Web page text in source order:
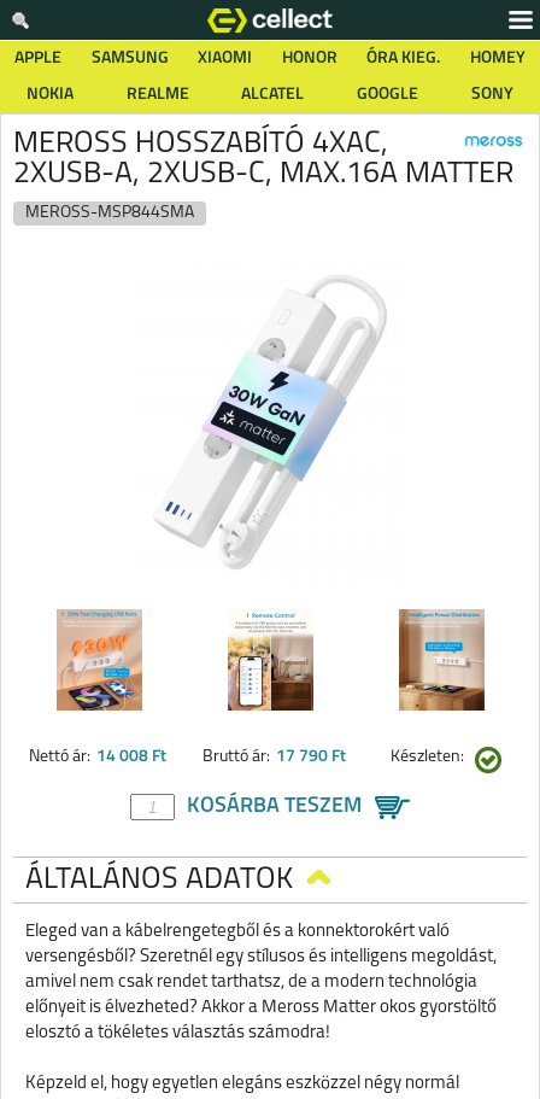
APPLE SAMSUNG XIAOMI HONOR ÓRA KIEG.
HOMEY
NOKIA
REALME ALCATEL GOOGLE SONY
MEROSS HOSSZABÍTÓ 4XAC,
2XUSB-A, 2XUSB-C, MAX.16A MATTER
MEROSS-MSP844SMA
Nettó ár: 14 008 Ft Bruttó ár: 17 790 Ft Készleten:
KOSÁRBA TESZEM
ÁLTALÁNOS ADATOK
Eleged van a kábelrengetegből és a konnektorokért való
versengésből? Szeretnél egy stílusos és intelligens megoldást,
amivel nem csak rendet tarthatsz, de a modern technológia
előnyeit is élvezheted? Akkor a Meross Matter okos gyorstöltő
elosztó a tökéletes választás számodra!
Képzeld el, hogy egyetlen elegáns eszközzel négy normál